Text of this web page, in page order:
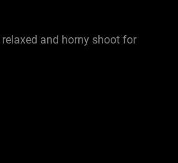
and horny shoot for